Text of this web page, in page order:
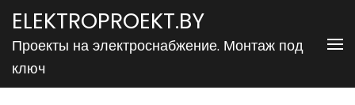
Перейти
содержимому
ELEKTROPROEKT.BY
Проекты на электроснабжение. Монтаж под
ключ